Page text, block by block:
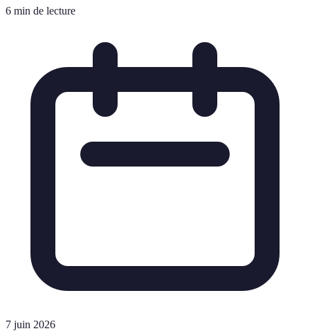
6 min de lecture
7 juin 2026